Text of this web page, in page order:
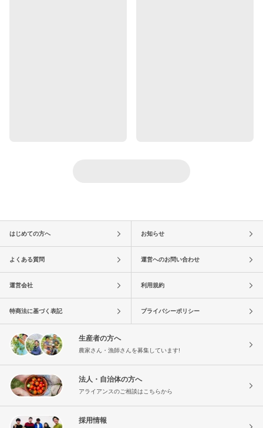
はじめての方へ お知らせ
よくある質問 運営へのお問い合わせ
運営会社 利用規約
特商法に基づく表記 プライバシーポリシー
生産者の方へ
農家さん・漁師さんを募集しています!
法人・自治体の方へ
アライアンスのご相談はこちらから
採用情報